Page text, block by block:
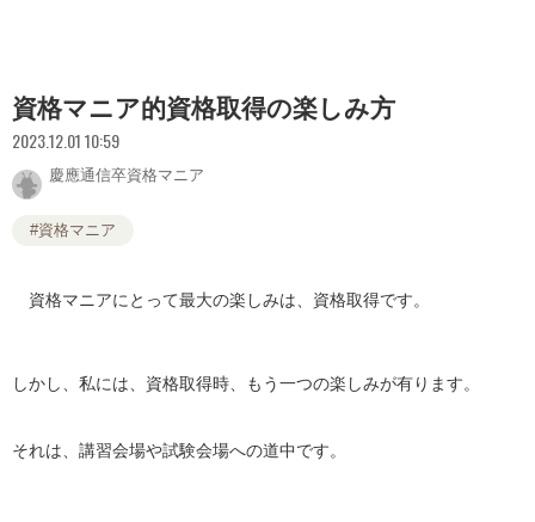
資格マニア的資格取得の楽しみ方
2023.12.01 10:59
慶應通信卒資格マニア
#資格マニア
資格マニアにとって最大の楽しみは、資格取得です。
しかし、私には、資格取得時、もう一つの楽しみが有ります。
それは、講習会場や試験会場への道中です。